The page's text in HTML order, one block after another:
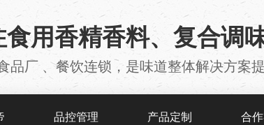
食用香精香料、复合调
品厂 、餐饮连锁，是味道整体解决方案
品控管理 产品定制 合